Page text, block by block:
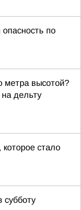
по
метра высотой?
дельту
стало